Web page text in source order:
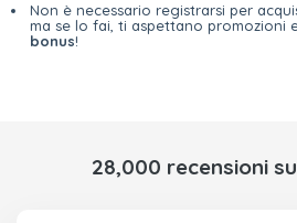
Non è necessario registrarsi per
ma se lo fai, ti aspettano promozioni
bonus!
28,000 recensioni